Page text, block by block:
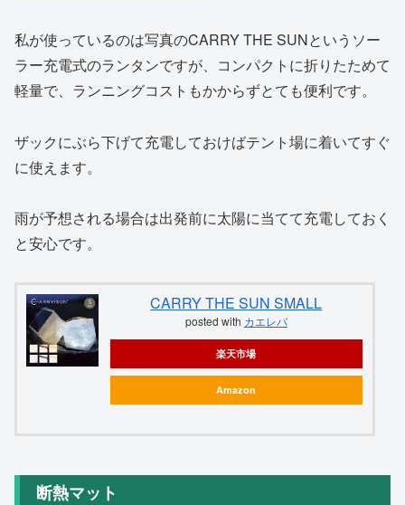
私が使っているのは写真のCARRY THE SUNというソー
ラー充電式のランタンですが、コンパクトに折りたためて
軽量で、ランニングコストもかからずとても便利です。
ザックにぶら下げて充電しておけばテント場に着いてすぐ
に使えます。
雨が予想される場合は出発前に太陽に当てて充電しておく
と安心です。
CARRY THE SUN SMALL
posted with カエレバ
楽天市場
Amazon
断熱マット